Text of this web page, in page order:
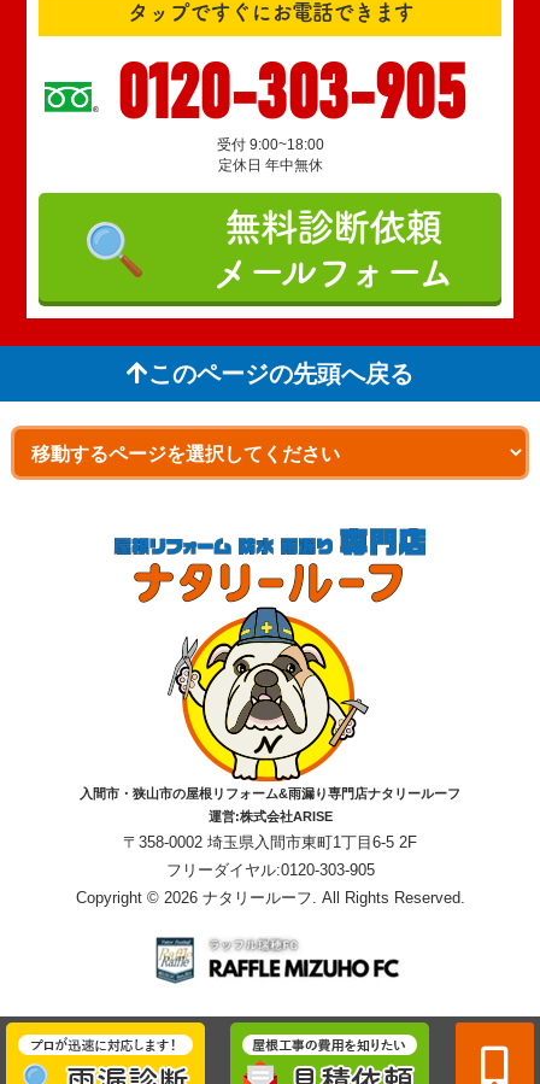
タップですぐにお電話できます
0120-303-905
受付 9:00~18:00
定休日 年中無休
無料診断依頼
メールフォーム
このページの先頭へ戻る
入間市・狭山市の屋根リフォーム&雨漏り専門店ナタリールーフ
運営:株式会社ARISE
〒358-0002 埼玉県入間市東町1丁目6-5 2F
フリーダイヤル:0120-303-905
Copyright © 2026 ナタリールーフ. All Rights Reserved.